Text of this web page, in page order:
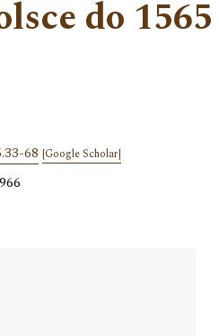
do
68 [Google Scholar]